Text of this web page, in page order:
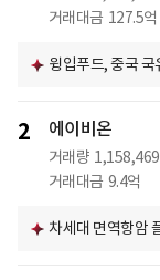
거래대금 127.5억
윙입푸드, 중국
2 에이비온
거래량 1,158,469
거래대금 9.4억
차세대 면역항암